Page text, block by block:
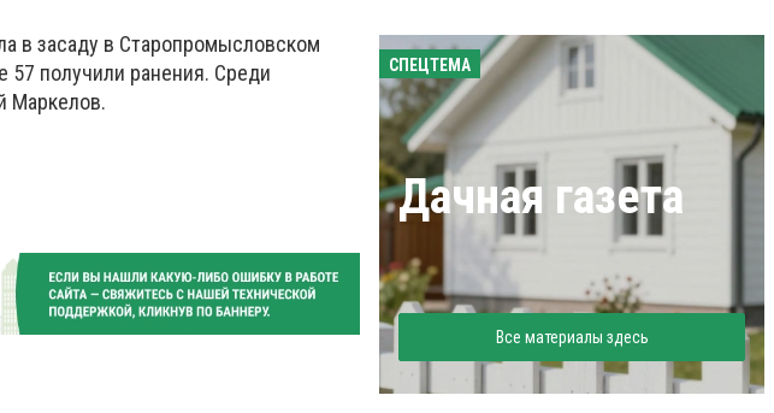
в засаду в Старопромысловском
57 получили ранения. Среди
Маркелов.
СПЕЦТЕМА
Дачная газета
Все материалы здесь